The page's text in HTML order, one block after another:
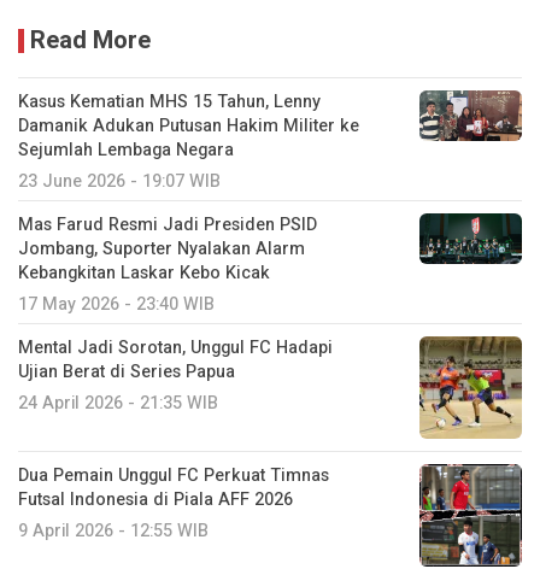
Read More
Kasus Kematian MHS 15 Tahun, Lenny
Damanik Adukan Putusan Hakim Militer ke
Sejumlah Lembaga Negara
23 June 2026 - 19:07 WIB
Mas Farud Resmi Jadi Presiden PSID
Jombang, Suporter Nyalakan Alarm
Kebangkitan Laskar Kebo Kicak
17 May 2026 - 23:40 WIB
Mental Jadi Sorotan, Unggul FC Hadapi
Ujian Berat di Series Papua
24 April 2026 - 21:35 WIB
Dua Pemain Unggul FC Perkuat Timnas
Futsal Indonesia di Piala AFF 2026
9 April 2026 - 12:55 WIB